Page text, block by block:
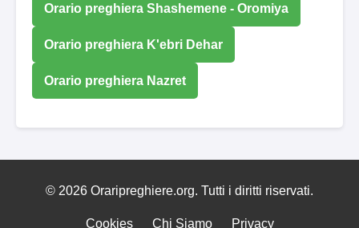
Orario preghiera Shashemene - Oromiya
Orario preghiera K'ebri Dehar
Orario preghiera Nazret
© 2026 Oraripreghiere.org. Tutti i diritti riservati.
Cookies Chi Siamo Privacy